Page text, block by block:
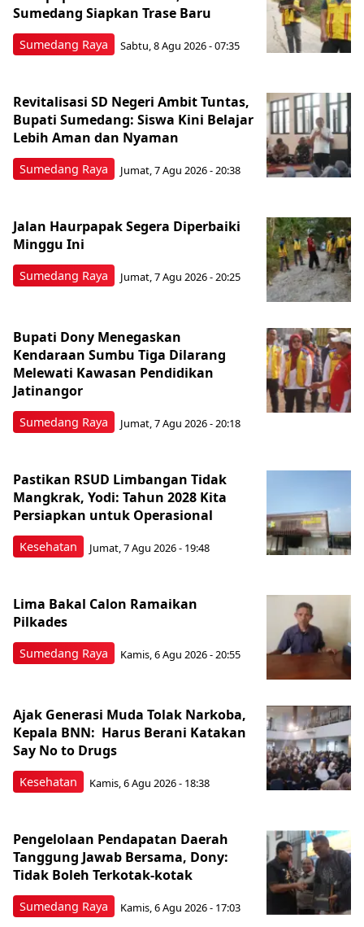
Sumedang Raya
Sumedang Siapkan Trase Baru
Sabtu, 8 Agu 2026 - 07:35
Sumedang Raya
Revitalisasi SD Negeri Ambit Tuntas,
Bupati Sumedang: Siswa Kini Belajar
Lebih Aman dan Nyaman
Jumat, 7 Agu 2026 - 20:38
Sumedang Raya
Jalan Haurpapak Segera Diperbaiki
Minggu Ini
Jumat, 7 Agu 2026 - 20:25
Sumedang Raya
Bupati Dony Menegaskan
Kendaraan Sumbu Tiga Dilarang
Melewati Kawasan Pendidikan
Jatinangor
Jumat, 7 Agu 2026 - 20:18
Kesehatan
Pastikan RSUD Limbangan Tidak
Mangkrak, Yodi: Tahun 2028 Kita
Persiapkan untuk Operasional
Jumat, 7 Agu 2026 - 19:48
Sumedang Raya
Lima Bakal Calon Ramaikan
Pilkades
Kamis, 6 Agu 2026 - 20:55
Kesehatan
Ajak Generasi Muda Tolak Narkoba,
Kepala BNN: Harus Berani Katakan
Say No to Drugs
Kamis, 6 Agu 2026 - 18:38
Sumedang Raya
Pengelolaan Pendapatan Daerah
Tanggung Jawab Bersama, Dony:
Tidak Boleh Terkotak-kotak
Kamis, 6 Agu 2026 - 17:03